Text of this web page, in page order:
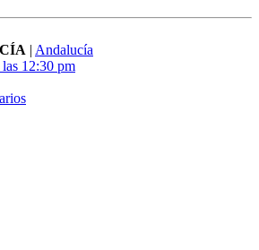
| Andalucía
12:30 pm